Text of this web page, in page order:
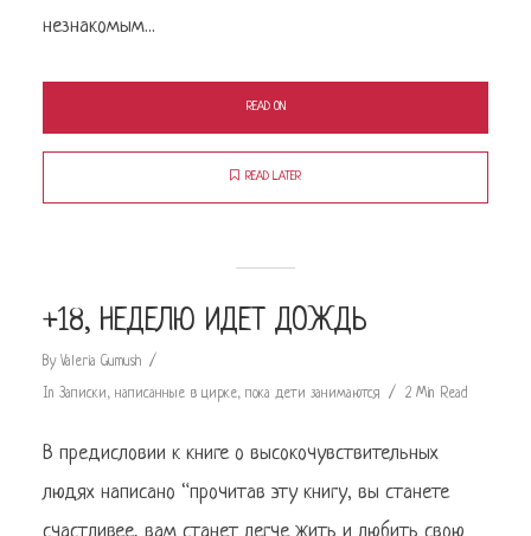
незнакомым...
READ ON
READ LATER
+18, НЕДЕЛЮ ИДЕТ ДОЖДЬ
By Valeria Gumush
In Записки, написанные в цирке, пока дети занимаются 2 Min Read
В предисловии к книге о высокочувствительных
людях написано “прочитав эту книгу, вы станете